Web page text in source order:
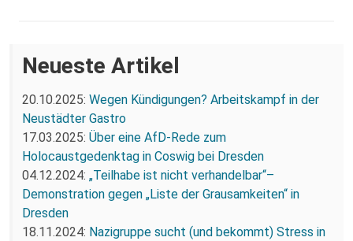
Neueste Artikel
20.10.2025: Wegen Kündigungen? Arbeitskampf in der
Neustädter Gastro
17.03.2025: Über eine AfD-Rede zum
Holocaustgedenktag in Coswig bei Dresden
04.12.2024: „Teilhabe ist nicht verhandelbar“–
Demonstration gegen „Liste der Grausamkeiten“ in
Dresden
18.11.2024: Nazigruppe sucht (und bekommt) Stress in